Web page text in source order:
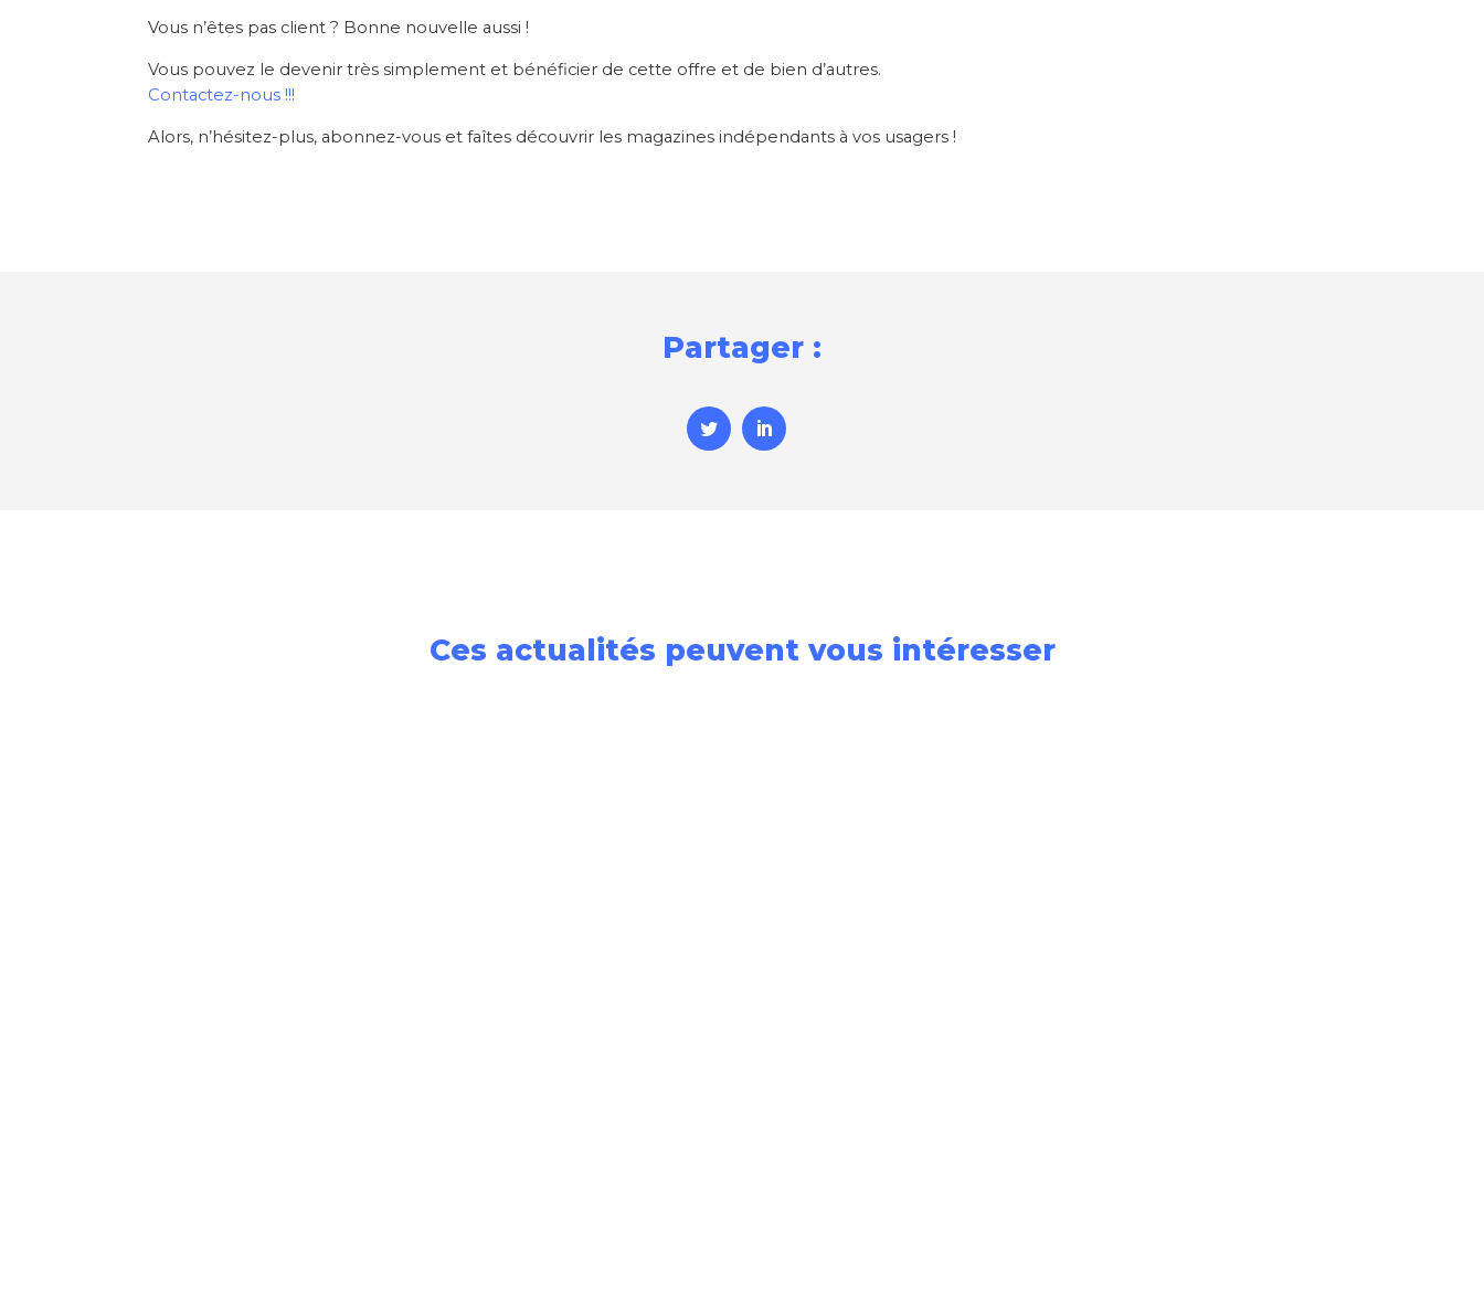
Vous n’êtes pas client ? Bonne nouvelle aussi !
Vous pouvez le devenir très simplement et bénéficier de cette offre et de bien d’autres.
Contactez-nous !!!
Alors, n’hésitez-plus, abonnez-vous et faîtes découvrir les magazines indépendants à vos usagers !
Partager :
Ces actualités peuvent vous intéresser